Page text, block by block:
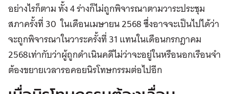
อย่างไรก็ตาม ทั้ง 4 ร่างก็ไม่ถูกพิจารณาตามวาระประชุม
สภาครั้งที่ 30 ในเดือนเมษายน 2568 ซึ่งอาจจะเป็นไปได้ว่า
จะถูกพิจารณาในวาระครั้งที่ 31 แทนในเดือนกรกฎาคม
2568เท่ากับว่าผู้ถูกดำเนินคดีไม่ว่าจะอยู่ในหรือนอกเรือนจำ
ต้องขยายเวลารอคอยนิรโทษกรรมต่อไปอีก